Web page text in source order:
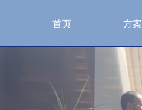
首页 方案